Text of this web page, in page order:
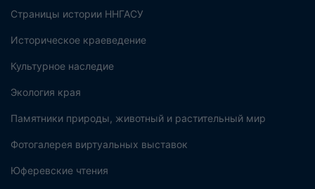
Страницы истории ННГАСУ
Историческое краеведение
Культурное наследие
Экология края
Памятники природы, животный и растительный мир
Фотогалерея виртуальных выставок
Юферевские чтения